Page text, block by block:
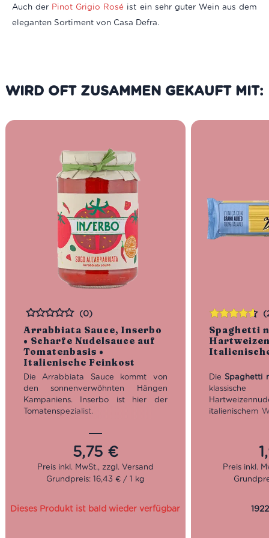
Auch der Pinot Grigio Rosé ist ein sehr guter Wein aus dem
eleganten Sortiment von Casa Defra.
WIRD OFT ZUSAMMEN GEKAUFT MIT:
Arrabbiata Sauce, Inserbo
• Scharfe Nudelsauce auf
Tomatenbasis •
Italienische Feinkost
Bewertet
(0)
Die Arrabbiata Sauce kommt von
den sonnenverwöhnten Hängen
Kampaniens. Inserbo ist hier der
Tomatenspezialist. Das
gegründet und versorgt seitdem
ganz Italien, und darüber hinaus, mit
feinsten Tomatenkonserven und
authentischen Sugi nach originaler
Rezeptur. Die Tomaten dieser
Nocerino, Monti Lattari als auch von
5,75 €
Grundpreis: 16,43 € / 1 kg
Dieses Produkt ist bald wieder verfügbar
Spaghetti
Die Spaghetti
italienischem
Minuten
ideal für die
Pomodoro,
für alle, die
Bewertet
mit4.50
von 5